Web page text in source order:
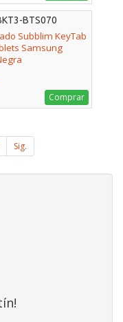
BTS070
Subblim KeyTab
Samsung
Comprar
Sig.